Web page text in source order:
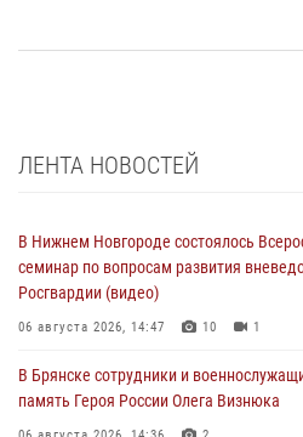
ЛЕНТА НОВОСТЕЙ
В Нижнем Новгороде состоялось
семинар по вопросам развития
Росгвардии (видео)
06 августа 2026, 14:47 10 1
В Брянске сотрудники и
память Героя России Олега Визнюка